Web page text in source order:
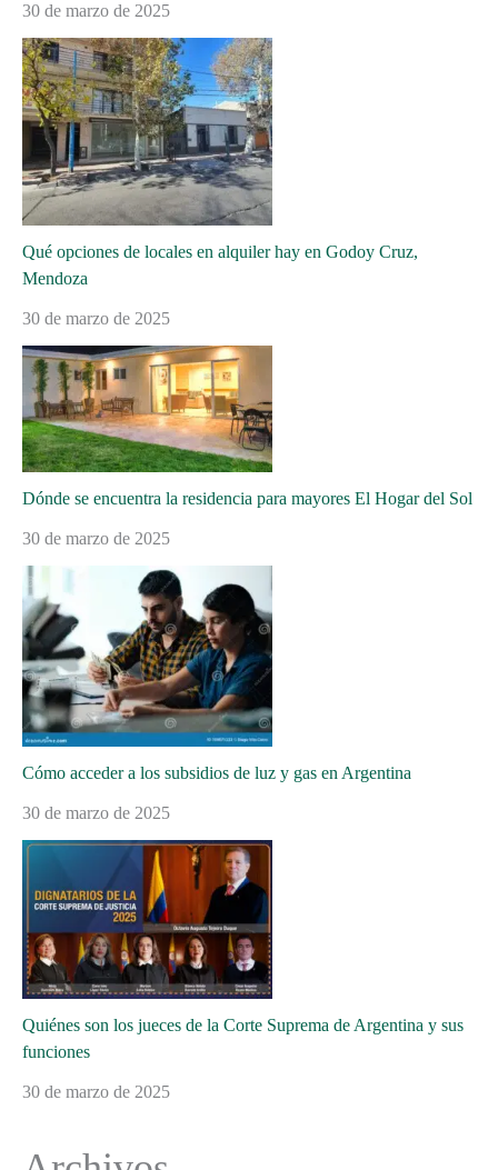
30 de marzo de 2025
Qué opciones de locales en alquiler hay en Godoy Cruz,
Mendoza
30 de marzo de 2025
Dónde se encuentra la residencia para mayores El Hogar del Sol
30 de marzo de 2025
Cómo acceder a los subsidios de luz y gas en Argentina
30 de marzo de 2025
Quiénes son los jueces de la Corte Suprema de Argentina y sus
funciones
30 de marzo de 2025